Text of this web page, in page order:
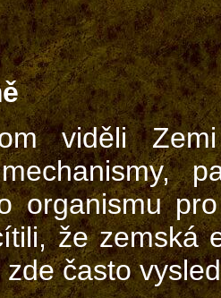
viděli
organismu
že zemská
často